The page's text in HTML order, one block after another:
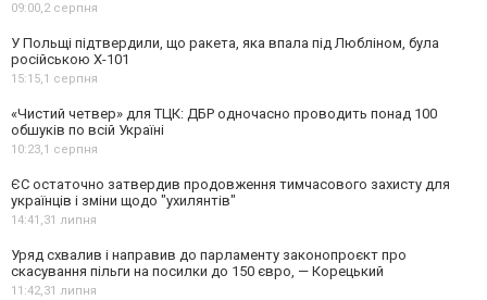
09:00,2 серпня
У Польщі підтвердили, що ракета, яка впала під Любліном, була
російською Х-101
15:15,1 серпня
«Чистий четвер» для ТЦК: ДБР одночасно проводить понад 100
обшуків по всій Україні
10:23,1 серпня
ЄС остаточно затвердив продовження тимчасового захисту для
українців і зміни щодо "ухилянтів"
14:41,31 липня
Уряд схвалив і направив до парламенту законопроєкт про
скасування пільги на посилки до 150 євро, — Корецький
11:42,31 липня